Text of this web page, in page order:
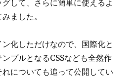
して、さらに簡単に使えるよ
ました。
化しただけなので、国際化と
プルとなるCSSなども全然作
についても追って公開してい